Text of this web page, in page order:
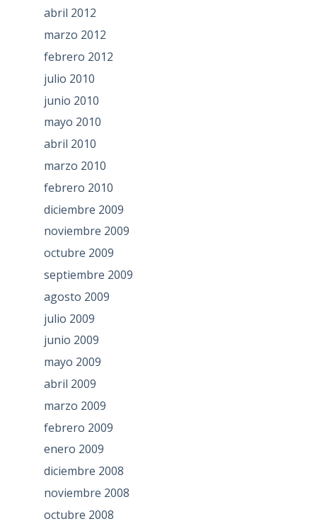
abril 2012
marzo 2012
febrero 2012
julio 2010
junio 2010
mayo 2010
abril 2010
marzo 2010
febrero 2010
diciembre 2009
noviembre 2009
octubre 2009
septiembre 2009
agosto 2009
julio 2009
junio 2009
mayo 2009
abril 2009
marzo 2009
febrero 2009
enero 2009
diciembre 2008
noviembre 2008
octubre 2008